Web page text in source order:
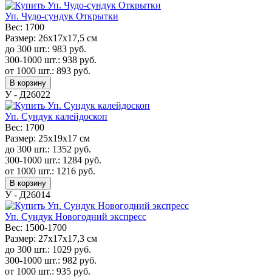
Уп. Чудо-сундук Открытки
Вес: 1700
Размер: 26х17х17,5 см
до 300 шт.: 983 руб.
300-1000 шт.: 938 руб.
от 1000 шт.: 893 руб.
В корзину
У - Д26022
Уп. Сундук калейдоскоп
Вес: 1700
Размер: 25х19х17 см
до 300 шт.: 1352 руб.
300-1000 шт.: 1284 руб.
от 1000 шт.: 1216 руб.
В корзину
У - Д26014
Уп. Сундук Новогодний экспресс
Вес: 1500-1700
Размер: 27х17х17,3 см
до 300 шт.: 1029 руб.
300-1000 шт.: 982 руб.
от 1000 шт.: 935 руб.